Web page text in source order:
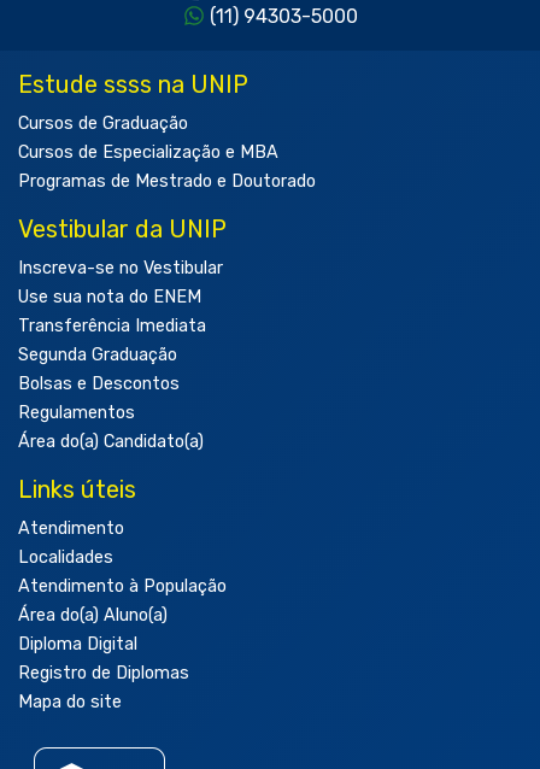
(11) 94303-5000
Estude ssss na UNIP
Cursos de Graduação
Cursos de Especialização e MBA
Programas de Mestrado e Doutorado
Vestibular da UNIP
Inscreva-se no Vestibular
Use sua nota do ENEM
Transferência Imediata
Segunda Graduação
Bolsas e Descontos
Regulamentos
Área do(a) Candidato(a)
Links úteis
Atendimento
Localidades
Atendimento à População
Área do(a) Aluno(a)
Diploma Digital
Registro de Diplomas
Mapa do site